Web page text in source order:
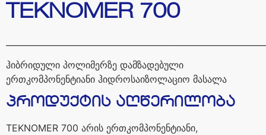
TEKNOMER 700
ჰიბრიდული პოლიმერზე დამზადებული
ერთკომპონენტიანი ჰიდროსაიზოლაციო მასალა
პროდუქტის აღწერილობა
TEKNOMER 700 არის ერთკომპონენტიანი,